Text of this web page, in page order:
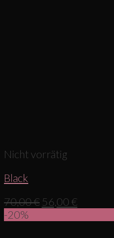
Nicht vorrätig
Black
70,00€ 56,00€
-20%